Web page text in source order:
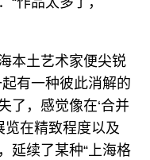
本土艺术家便尖锐
有一种彼此消解的
了，感觉像在‘合并
览在精致程度以及
延续了某种“上海格